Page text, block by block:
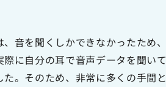
音を聞くしかできなかったため、
に自分の耳で音声データを聞いて
。そのため、非常に多くの手間と